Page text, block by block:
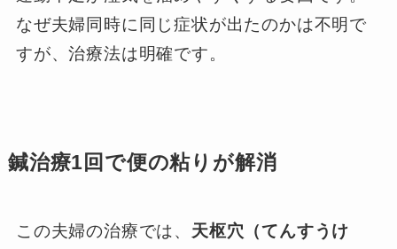
なぜ夫婦同時に同じ症状が出たのかは不明で
すが、治療法は明確です。
鍼治療1回で便の粘りが解消
この夫婦の治療では、 天枢穴（てんすうけ